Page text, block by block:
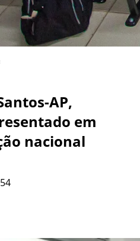
AP,
em
nacional